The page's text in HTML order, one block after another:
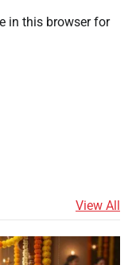
in this browser for
View All